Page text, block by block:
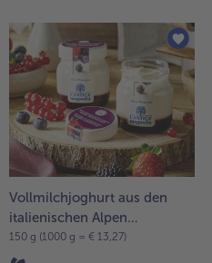
Vollmilchjoghurt aus den
italienischen Alpen
Waldfrüchte
150 g (1000 g = € 13,27)